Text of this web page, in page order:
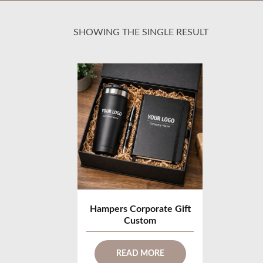
SHOWING THE SINGLE RESULT
Hampers Corporate Gift
Custom
READ MORE